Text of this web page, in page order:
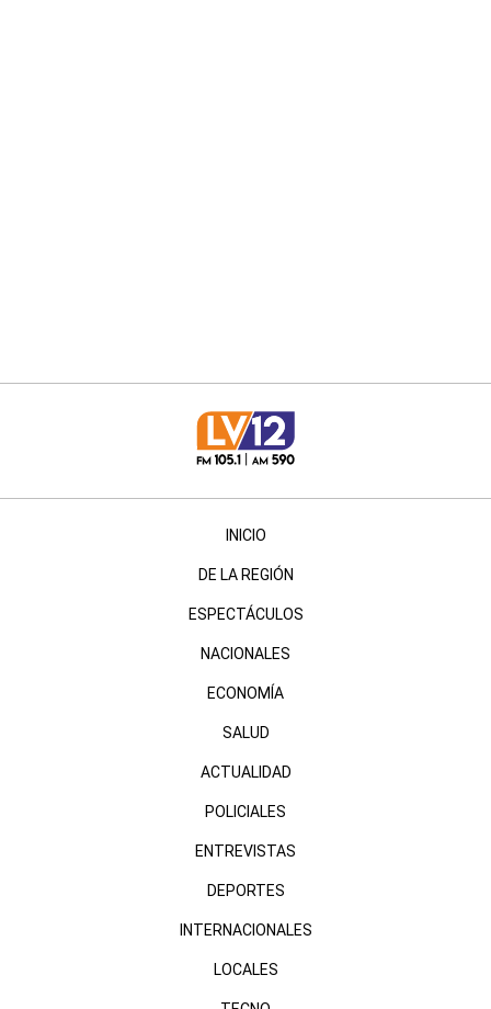
INICIO
DE LA REGIÓN
ESPECTÁCULOS
NACIONALES
ECONOMÍA
SALUD
ACTUALIDAD
POLICIALES
ENTREVISTAS
DEPORTES
INTERNACIONALES
LOCALES